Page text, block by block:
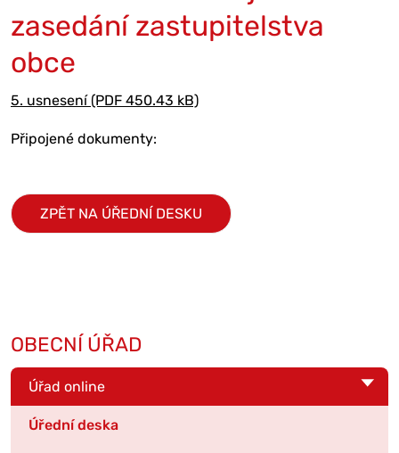
zasedání zastupitelstva
obce
5. usnesení (PDF 450.43 kB)
Připojené dokumenty:
ZPĚT NA ÚŘEDNÍ DESKU
OBECNÍ ÚŘAD
Úřad online
Úřední deska